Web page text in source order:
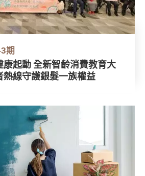
期
齡消費教育大
熱線守護銀髮一族權益